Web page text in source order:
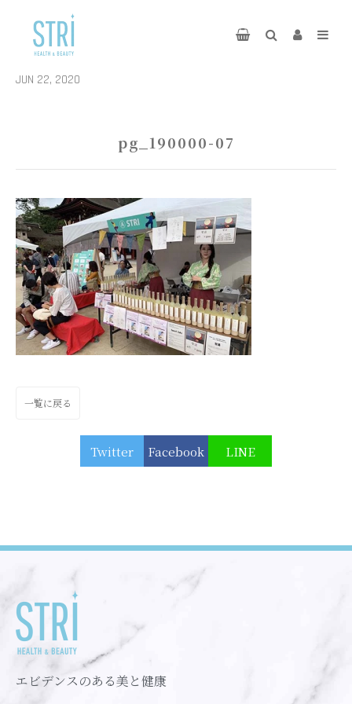
JUN 22, 2020
pg_190000-07
一覧に戻る
Twitter Facebook LINE
エビデンスのある美と健康